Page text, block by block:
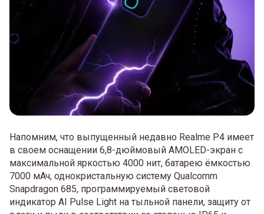
Напомним, что выпущенный недавно Realme P4 имеет
в своем оснащении 6,8-дюймовый AMOLED-экран с
максимальной яркостью 4000 нит, батарею ёмкостью
7000 мАч, однокристальную систему Qualcomm
Snapdragon 685, программируемый световой
индикатор AI Pulse Light на тыльной панели, защиту от